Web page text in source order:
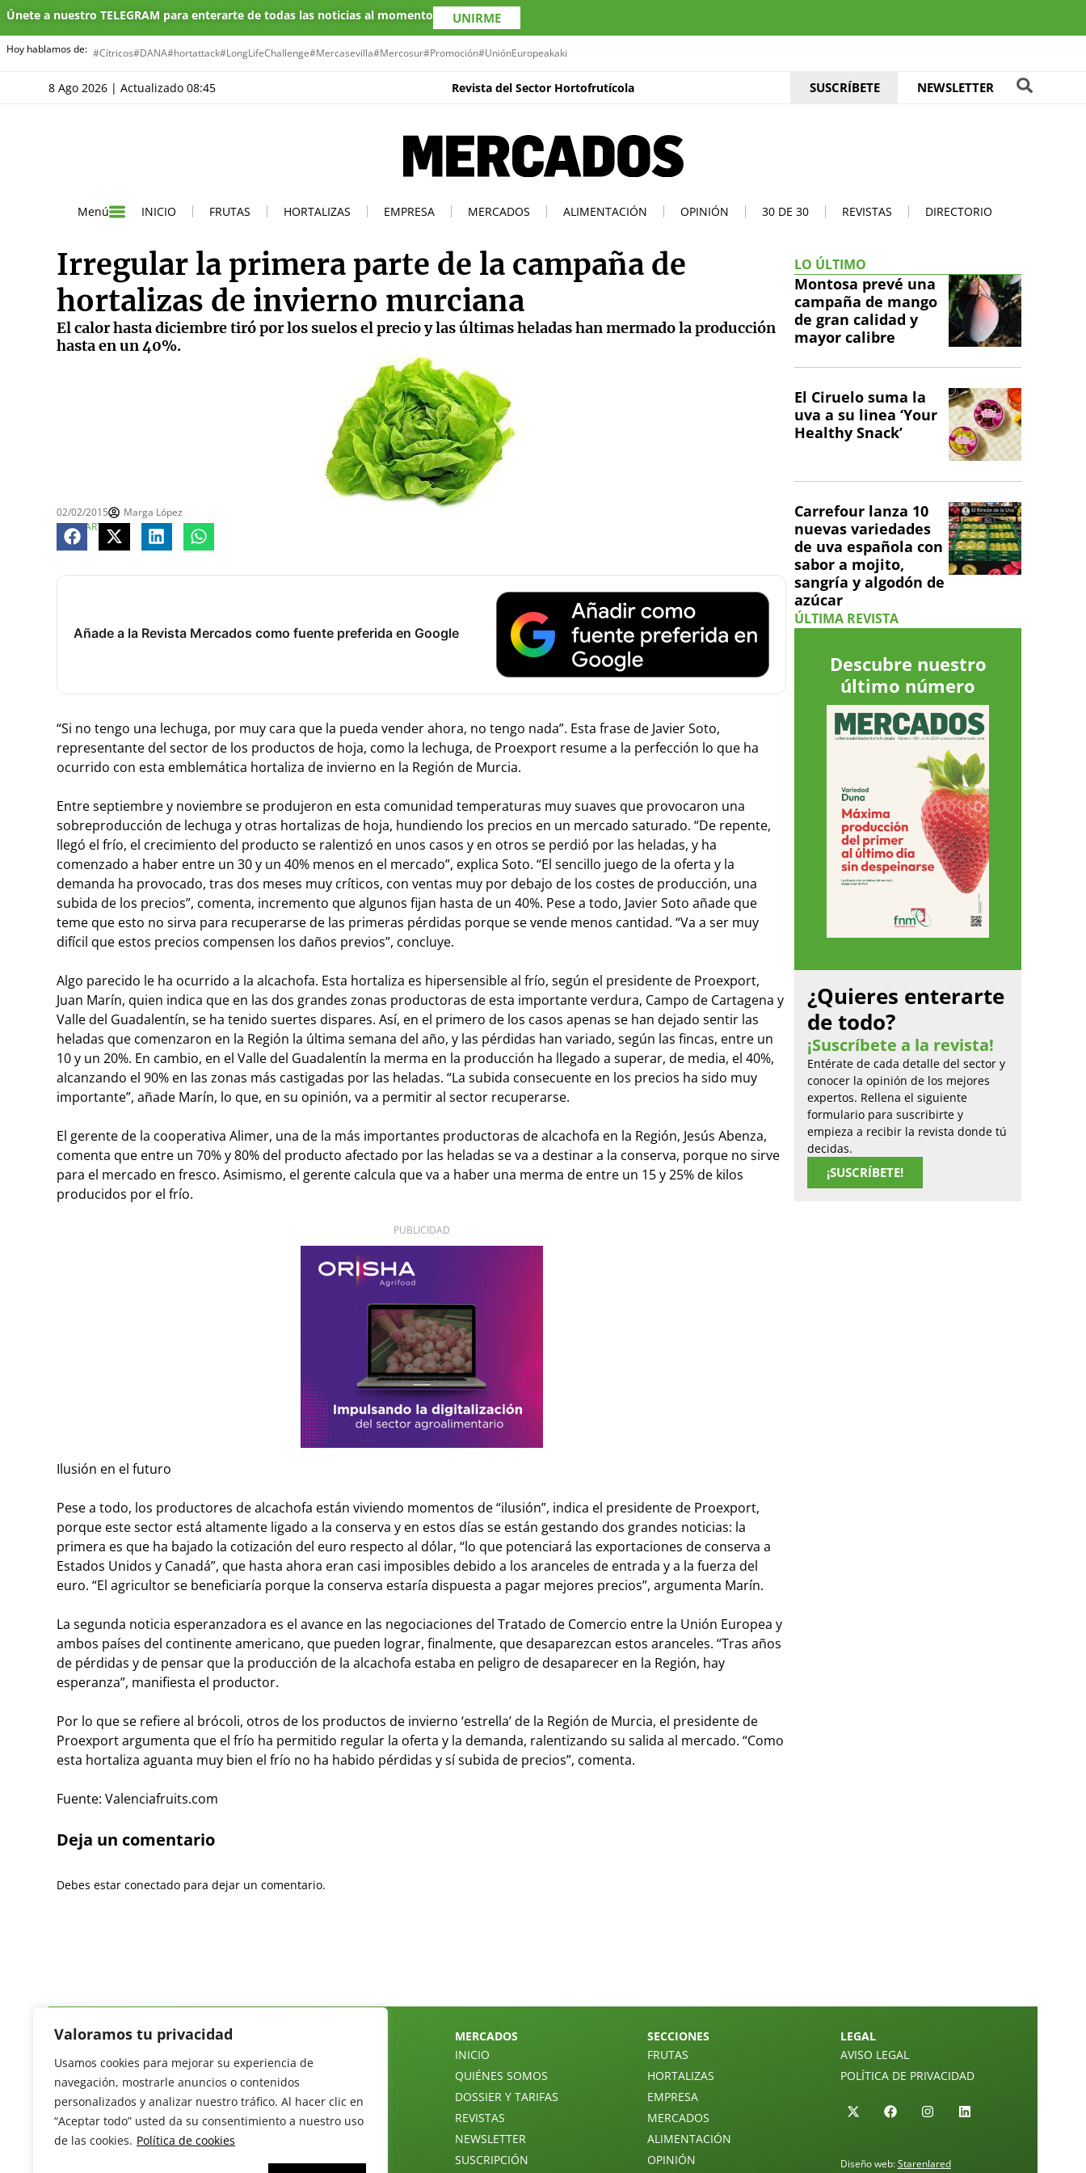
Valoramos tu privacidad
Usamos cookies para mejorar su experiencia de
navegación, mostrarle anuncios o contenidos
personalizados y analizar nuestro tráfico. Al hacer clic en
“Aceptar todo” usted da su consentimiento a nuestro uso
de las cookies. Política de cookies
Únete a nuestro TELEGRAM para enterarte de todas las noticias al momento UNIRME
Hoy hablamos de: #Cítricos#DANA#hortattack#LongLifeChallenge#Mercasevilla#Mercosur#Promoción#UniónEuropeakaki
8 Ago 2026 | Actualizado 08:45 Revista del Sector Hortofrutícola SUSCRÍBETE NEWSLETTER
Menú INICIO FRUTAS HORTALIZAS EMPRESA MERCADOS ALIMENTACIÓN OPINIÓN 30 DE 30 REVISTAS DIRECTORIO
Irregular la primera parte de la campaña de
hortalizas de invierno murciana
El calor hasta diciembre tiró por los suelos el precio y las últimas heladas han mermado la producción
hasta en un 40%.
02/02/2015
Marga López
COMPARTE
Añade a la Revista Mercados como fuente preferida en Google
“Si no tengo una lechuga, por muy cara que la pueda vender ahora, no tengo nada”. Esta frase de Javier Soto,
representante del sector de los productos de hoja, como la lechuga, de Proexport resume a la perfección lo que ha
ocurrido con esta emblemática hortaliza de invierno en la Región de Murcia.
Entre septiembre y noviembre se produjeron en esta comunidad temperaturas muy suaves que provocaron una
sobreproducción de lechuga y otras hortalizas de hoja, hundiendo los precios en un mercado saturado. “De repente,
llegó el frío, el crecimiento del producto se ralentizó en unos casos y en otros se perdió por las heladas, y ha
comenzado a haber entre un 30 y un 40% menos en el mercado”, explica Soto. “El sencillo juego de la oferta y la
demanda ha provocado, tras dos meses muy críticos, con ventas muy por debajo de los costes de producción, una
subida de los precios”, comenta, incremento que algunos fijan hasta de un 40%. Pese a todo, Javier Soto añade que
teme que esto no sirva para recuperarse de las primeras pérdidas porque se vende menos cantidad. “Va a ser muy
difícil que estos precios compensen los daños previos”, concluye.
Algo parecido le ha ocurrido a la alcachofa. Esta hortaliza es hipersensible al frío, según el presidente de Proexport,
Juan Marín, quien indica que en las dos grandes zonas productoras de esta importante verdura, Campo de Cartagena y
Valle del Guadalentín, se ha tenido suertes dispares. Así, en el primero de los casos apenas se han dejado sentir las
heladas que comenzaron en la Región la última semana del año, y las pérdidas han variado, según las fincas, entre un
10 y un 20%. En cambio, en el Valle del Guadalentín la merma en la producción ha llegado a superar, de media, el 40%,
alcanzando el 90% en las zonas más castigadas por las heladas. “La subida consecuente en los precios ha sido muy
importante”, añade Marín, lo que, en su opinión, va a permitir al sector recuperarse.
El gerente de la cooperativa Alimer, una de la más importantes productoras de alcachofa en la Región, Jesús Abenza,
comen­ta que entre un 70% y 80% del producto afectado por las heladas se va a destinar a la conserva, porque no sirve
para el mercado en fresco. Asimismo, el gerente calcula que va a haber una merma de entre un 15 y 25% de kilos
producidos por el frío.
PUBLICIDAD
Ilusión en el futuro
Pese a todo, los productores de alcachofa están viviendo momentos de “ilusión”, indica el presidente de Proexport,
porque este sector está altamente ligado a la conserva y en estos días se están gestando dos grandes noticias: la
primera es que ha bajado la cotización del euro respecto al dólar, “lo que potenciará las exportaciones de conserva a
Estados Unidos y Canadá”, que hasta ahora eran casi imposibles debido a los aranceles de entrada y a la fuerza del
euro. “El agricultor se beneficiaría porque la conserva estaría dispuesta a pagar mejores precios”, argumenta Marín.
La segunda noticia esperanzadora es el avance en las negociaciones del Tratado de Comercio entre la Unión Europea y
ambos países del continente americano, que pueden lograr, finalmente, que desaparezcan estos aranceles. “Tras años
de pérdidas y de pensar que la producción de la alcachofa estaba en peligro de desaparecer en la Región, hay
esperanza”, manifiesta el productor.
Por lo que se refiere al brócoli, otros de los productos de invierno ‘estrella’ de la Región de Murcia, el presidente de
Proexport argumenta que el frío ha permitido regular la oferta y la demanda, ralentizando su salida al mercado. “Como
esta hortaliza aguanta muy bien el frío no ha habido pérdidas y sí subida de precios”, comenta.
Fuente: Valenciafruits.com
Deja un comentario
Debes estar conectado para dejar un comentario.
LO ÚLTIMO
Montosa prevé una
campaña de mango
de gran calidad y
mayor calibre
El Ciruelo suma la
uva a su linea ‘Your
Healthy Snack’
Carrefour lanza 10
nuevas variedades
de uva española con
sabor a mojito,
sangría y algodón de
azúcar
ÚLTIMA REVISTA
Descubre nuestro
último número
¿Quieres enterarte
de todo?
¡Suscríbete a la revista!
Entérate de cada detalle del sector y
conocer la opinión de los mejores
expertos. Rellena el siguiente
formulario para suscribirte y
empieza a recibir la revista donde tú
decidas.
¡SUSCRÍBETE!
Revista del Sector Hortofrutícola
C/ Presidente Cárdenas nº 10.
41013 Sevilla. ESPAÑA
Tel: (+34) 954 25 88 51
redaccion@revistamercados.com
MERCADOS
INICIO
QUIÉNES SOMOS
DOSSIER Y TARIFAS
REVISTAS
NEWSLETTER
SUSCRIPCIÓN
SECCIONES
FRUTAS
HORTALIZAS
EMPRESA
MERCADOS
ALIMENTACIÓN
OPINIÓN
LEGAL
AVISO LEGAL
POLÍTICA DE PRIVACIDAD
Diseño web:Starenlared